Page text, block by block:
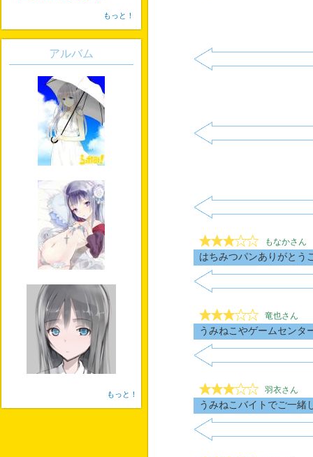
もなかさん
はちみつパンありがとう
竜也さん
うみねこやゲームセンタ
羽衣さん
うみねこバイトでご一緒
もっと！
アルバム
もっと！